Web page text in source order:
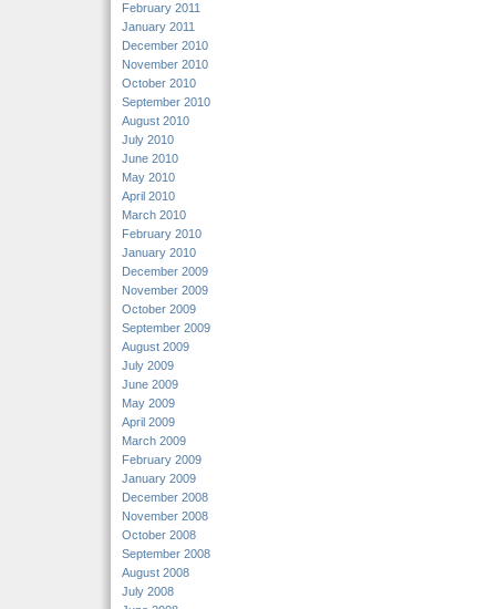
February 2011
January 2011
December 2010
November 2010
October 2010
September 2010
August 2010
July 2010
June 2010
May 2010
April 2010
March 2010
February 2010
January 2010
December 2009
November 2009
October 2009
September 2009
August 2009
July 2009
June 2009
May 2009
April 2009
March 2009
February 2009
January 2009
December 2008
November 2008
October 2008
September 2008
August 2008
July 2008